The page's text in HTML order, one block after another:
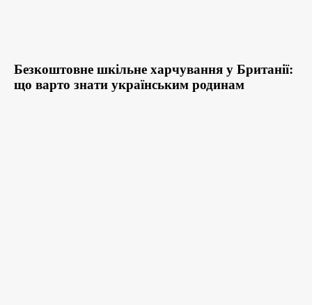
Безкоштовне шкільне харчування у Британії:
що варто знати українським родинам